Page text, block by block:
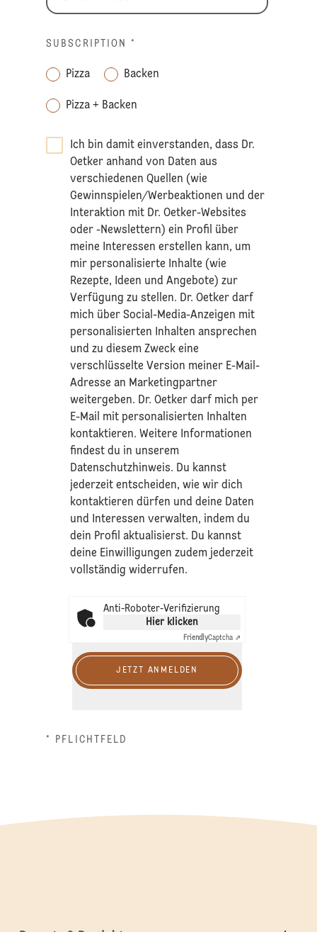
SUBSCRIPTION *
Pizza Backen
Pizza + Backen
Ich bin damit einverstanden, dass Dr.
Oetker anhand von Daten aus
verschiedenen Quellen (wie
Gewinnspielen/Werbeaktionen und der
Interaktion mit Dr. Oetker-Websites
oder -Newslettern) ein Profil über
meine Interessen erstellen kann, um
mir personalisierte Inhalte (wie
Rezepte, Ideen und Angebote) zur
Verfügung zu stellen. Dr. Oetker darf
mich über Social-Media-Anzeigen mit
personalisierten Inhalten ansprechen
und zu diesem Zweck eine
verschlüsselte Version meiner E-Mail-
Adresse an Marketingpartner
weitergeben. Dr. Oetker darf mich per
E-Mail mit personalisierten Inhalten
kontaktieren. Weitere Informationen
findest du in unserem
Datenschutzhinweis. Du kannst
jederzeit entscheiden, wie wir dich
kontaktieren dürfen und deine Daten
und Interessen verwalten, indem du
dein Profil aktualisierst. Du kannst
deine Einwilligungen zudem jederzeit
vollständig widerrufen.
Anti-Roboter-Verifizierung
Hier klicken
FriendlyCaptcha ⇗
JETZT ANMELDEN
* PFLICHTFELD